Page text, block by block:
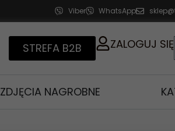
Viber WhatsApp
STREFA B2B ZALOGUJ SIĘ
ZDJĘCIA NAGROBNE